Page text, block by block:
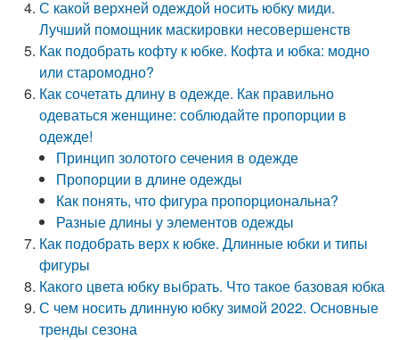
С какой верхней одеждой носить юбку миди.
Лучший помощник маскировки несовершенств
Как подобрать кофту к юбке. Кофта и юбка: модно
или старомодно?
Как сочетать длину в одежде. Как правильно
одеваться женщине: соблюдайте пропорции в
одежде!
Принцип золотого сечения в одежде
Пропорции в длине одежды
Как понять, что фигура пропорциональна?
Разные длины у элементов одежды
Как подобрать верх к юбке. Длинные юбки и типы
фигуры
Какого цвета юбку выбрать. Что такое базовая юбка
С чем носить длинную юбку зимой 2022. Основные
тренды сезона